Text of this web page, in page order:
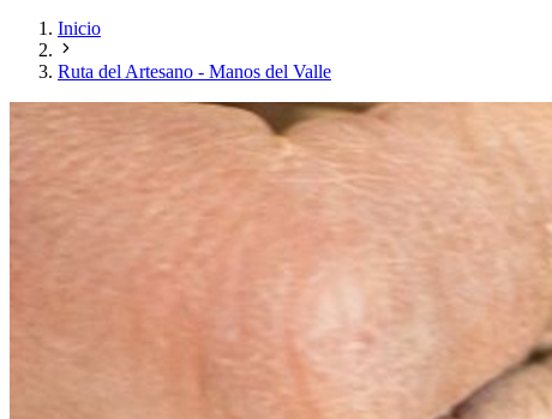
Inicio
Ruta del Artesano - Manos del Valle